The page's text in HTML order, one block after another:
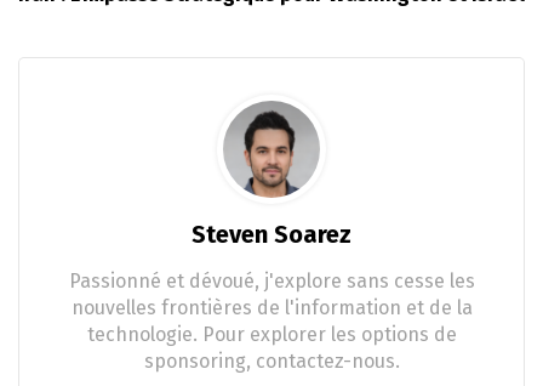
Steven Soarez
Passionné et dévoué, j'explore sans cesse les
nouvelles frontières de l'information et de la
technologie. Pour explorer les options de
sponsoring, contactez-nous.